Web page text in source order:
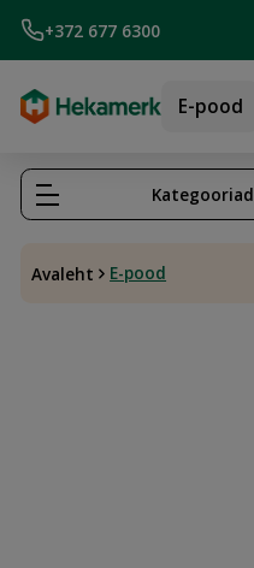
+372 677 6300
E-pood
Avaleht E-pood
Kategooriad